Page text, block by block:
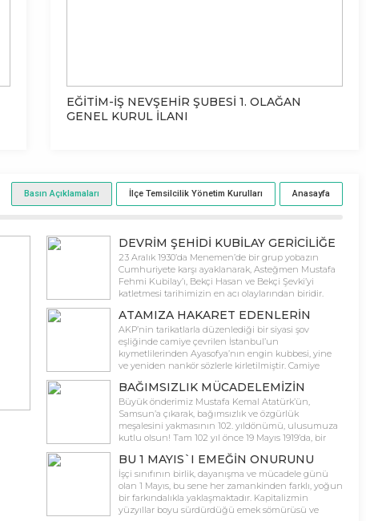
23 Nisan 100.Yıl Özel Broşürü
EĞİTİM-İŞ NEVŞEHİR ŞUBESİ 1. OLAĞAN
GENEL KURUL İLANI
Basın Açıklamaları İlçe Temsilcilik Yönetim Kurulları Anasayfa
DEVRİM ŞEHİDİ KUBİLAY GERİCİLİĞE
KARŞI SAVAŞIN SEMBOLÜDÜR
23 Aralık 1930’da Menemen’de bir grup yobazın
Cumhuriyete karşı ayaklanarak, Asteğmen Mustafa
Fehmi Kubilay’ı, Bekçi Hasan ve Bekçi Şevki’yi
katletmesi tarihimizin en acı olaylarından biridir.
Mustafa Fehmi Kubilay, bağlı olduğu değerler adına
canını hiçe saymış, Cumhuriyet’in korunması
uğruna ulusumuzun hiçbir özveriden
kaçınmayacağının göstergesi olmuştur. Kubilay,
Büyük Önderimiz Atatürk’ün belirttiği gibi […]
ATAMIZA HAKARET EDENLERİN
PEŞİNİ BIRAKMAYACAĞIZ!
AKP’nin tarikatlarla düzenlediği bir siyasi şov
eşliğinde camiye çevrilen İstanbul’un
kıymetlilerinden Ayasofya’nın engin kubbesi, yine
ve yeniden nankör sözlerle kirletilmiştir. Camiye
önder Mustafa Kemal Atatürk’e dil uzatmasının
ardından bu kez bir başka imam, onun açtığı yoldan
gitmiş ve aynı nankörlüğü sürdürmüştür.
Cumhurbaşkanı Recep Tayyip Erdoğan’ın katıldığı
Ayasofya’daki 29 Mayıs’taki […]
BAĞIMSIZLIK MÜCADELEMİZİN
BAŞLANGICININ 102. YILDÖNÜMÜ
KUTLU OLSUN
Büyük önderimiz Mustafa Kemal Atatürk’ün,
Samsun’a çıkarak, bağımsızlık ve özgürlük
meşalesini yakmasının 102. yıldönümü, ulusumuza
kutlu olsun! Tam 102 yıl önce 19 Mayıs 1919’da, bir
öncülüğünde kendi kaderine el koyarak, var olma
mücadelesini başlattı. 19 Mayıs 1919’da
emperyalistlere karşı başlatılan ulusal mücadelemiz,
aynı zamanda emperyalizmin sömürüsü ve saldırısı
[…]
BU 1 MAYIS`I EMEĞİN ONURUNU
KURTARMANIN MİLADI YAPALIM!
İşçi sınıfının birlik, dayanışma ve mücadele günü
olan 1 Mayıs, bu sene her zamankinden farklı, yoğun
bir farkındalıkla yaklaşmaktadır. Kapitalizmin
yüzyıllar boyu sürdürdüğü emek sömürüsü ve